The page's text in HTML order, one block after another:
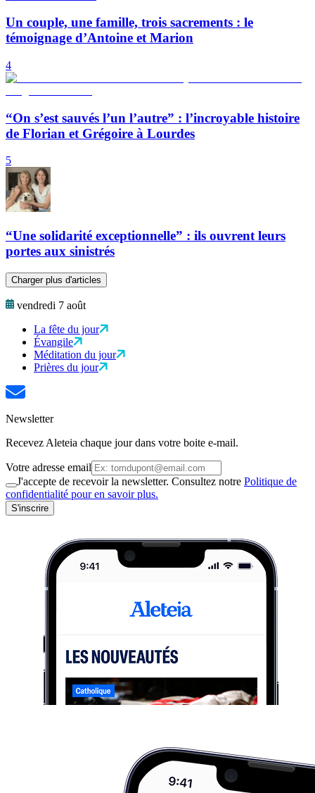
Un couple, une famille, trois sacrements : le
témoignage d’Antoine et Marion
4
“On s’est sauvés l’un l’autre” : l’incroyable histoire
de Florian et Grégoire à Lourdes
5
“Une solidarité exceptionnelle” : ils ouvrent leurs
portes aux sinistrés
Charger plus d'articles
vendredi 7 août
La fête du jour
Évangile
Méditation du jour
Prières du jour
Newsletter
Recevez Aleteia chaque jour dans votre boite e-mail.
Votre adresse email
J'accepte de recevoir la newsletter. Consultez notre Politique de
confidentialité pour en savoir plus.
S'inscrire